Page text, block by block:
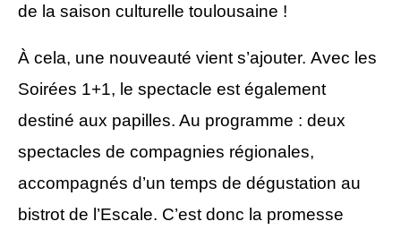
de la saison culturelle toulousaine !
À cela, une nouveauté vient s’ajouter. Avec les
Soirées 1+1, le spectacle est également
destiné aux papilles. Au programme : deux
spectacles de compagnies régionales,
accompagnés d’un temps de dégustation au
bistrot de l’Escale. C’est donc la promesse